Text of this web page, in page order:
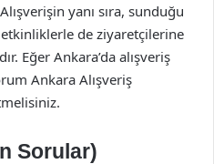
yanı sıra, sunduğu
de ziyaretçilerine
Eğer Ankara’da alışveriş
Ankara Alışveriş
Sorular)